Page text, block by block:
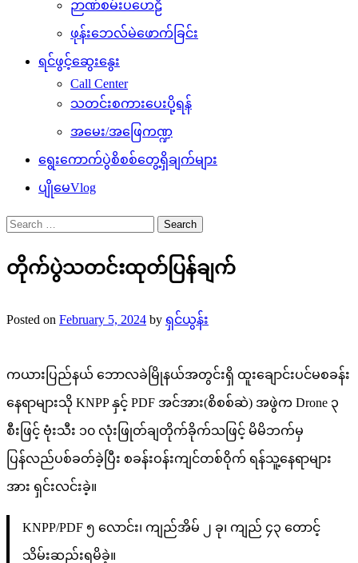
ဉာဏ်စမ်းပဟေဠိ
ဖုန်းဘေလ်မဲဖောက်ခြင်း
ရင်ဖွင့်ဆွေးနွေး
Call Center
သတင်းစကားပေးပို့ရန်
အမေး/အဖြေကဏ္ဍ
ရွေးကောက်ပွဲစိစစ်တွေ့ရှိချက်များ
ပျိုမေVlog
Search
for:
တိုက်ပွဲသတင်းထုတ်ပြန်ချက်
Posted on February 5, 2024 by ရှင်ယွန်း
ကယားပြည်နယ် ဘောလခဲမြိုနယ်အတွင်းရှိ ထူးချောင်းပင်မစခန်း
နေရာများသို KNPP နှင့် PDF အင်အား(စိစစ်ဆဲ) အဖွဲက Drone ၃
စီးဖြင့် ဗုံးသီး ၁၀ လုံးဖြုတ်ချတိုက်ခိုက်သဖြင့် မိမိဘက်မှ
ပြန်လည်ပစ်ခတ်ခဲ့ပြီး စခန်းဝန်းကျင်တစ်ဝိုက် ရန်သူ့နေရာများ
အား ရှင်းလင်းခဲ့။
KNPP/PDF ၅ လောင်း၊ ကျည်အိမ် ၂ ခု၊ ကျည် ၄၃ တောင့်
သိမ်းဆည်းရမိခဲ့။